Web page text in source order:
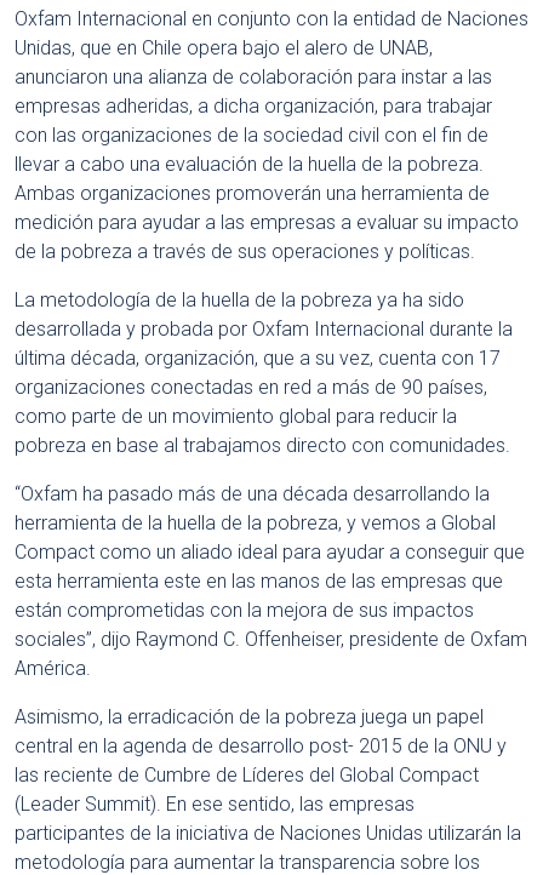
Oxfam Internacional en conjunto con la entidad de Naciones
Unidas, que en Chile opera bajo el alero de UNAB,
anunciaron una alianza de colaboración para instar a las
empresas adheridas, a dicha organización, para trabajar
con las organizaciones de la sociedad civil con el fin de
llevar a cabo una evaluación de la huella de la pobreza.
Ambas organizaciones promoverán una herramienta de
medición para ayudar a las empresas a evaluar su impacto
de la pobreza a través de sus operaciones y políticas.
La metodología de la huella de la pobreza ya ha sido
desarrollada y probada por Oxfam Internacional durante la
última década, organización, que a su vez, cuenta con 17
organizaciones conectadas en red a más de 90 países,
como parte de un movimiento global para reducir la
pobreza en base al trabajamos directo con comunidades.
“Oxfam ha pasado más de una década desarrollando la
herramienta de la huella de la pobreza, y vemos a Global
Compact como un aliado ideal para ayudar a conseguir que
esta herramienta este en las manos de las empresas que
están comprometidas con la mejora de sus impactos
sociales”, dijo Raymond C. Offenheiser, presidente de Oxfam
América.
Asimismo, la erradicación de la pobreza juega un papel
central en la agenda de desarrollo post- 2015 de la ONU y
las reciente de Cumbre de Líderes del Global Compact
(Leader Summit). En ese sentido, las empresas
participantes de la iniciativa de Naciones Unidas utilizarán la
metodología para aumentar la transparencia sobre los